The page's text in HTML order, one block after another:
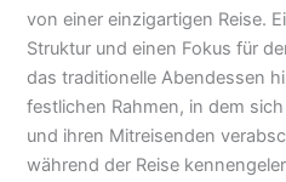
von einer einzigartigen Reise.
Struktur und einen Fokus für
das traditionelle Abendessen
festlichen Rahmen, in dem
und ihren Mitreisenden
während der Reise